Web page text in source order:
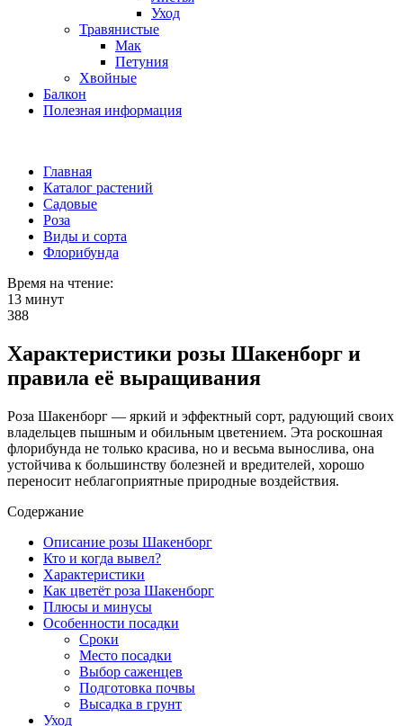
Уход
Травянистые
Мак
Петуния
Хвойные
Балкон
Полезная информация
Главная
Каталог растений
Садовые
Роза
Виды и сорта
Флорибунда
Время на чтение:
13 минут
388
Характеристики розы Шакенборг и
правила её выращивания
Роза Шакенборг — яркий и эффектный сорт, радующий своих
владельцев пышным и обильным цветением. Эта роскошная
флорибунда не только красива, но и весьма вынослива, она
устойчива к большинству болезней и вредителей, хорошо
переносит неблагоприятные природные воздействия.
Содержание
Описание розы Шакенборг
Кто и когда вывел?
Характеристики
Как цветёт роза Шакенборг
Плюсы и минусы
Особенности посадки
Сроки
Место посадки
Выбор саженцев
Подготовка почвы
Высадка в грунт
Уход